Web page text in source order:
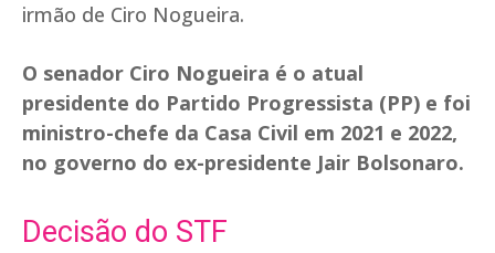
irmão de Ciro Nogueira.
O senador Ciro Nogueira é o atual
presidente do Partido Progressista (PP) e foi
ministro-chefe da Casa Civil em 2021 e 2022,
no governo do ex-presidente Jair Bolsonaro.
Decisão do STF